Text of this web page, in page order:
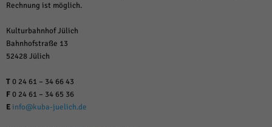
Rechnung ist möglich.
Kulturbahnhof Jülich
Bahnhofstraße 13
52428 Jülich
T0 24 61 – 34 66 43
F0 24 61 – 34 65 36
Einfo@kuba-juelich.de